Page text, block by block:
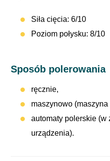
Siła cięcia: 6/10
Poziom połysku: 8/10
Sposób polerowania
ręcznie,
maszynowo (maszyna
automaty polerskie (w
urządzenia).